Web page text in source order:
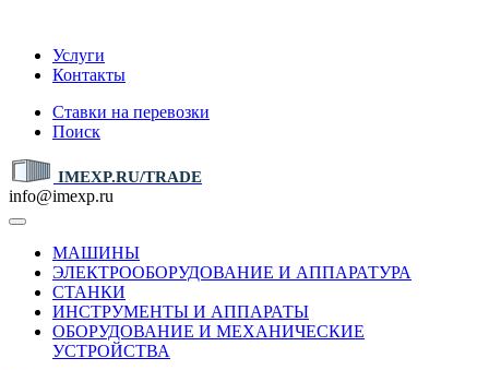
Услуги
Контакты
Ставки на перевозки
Поиск
IMEXP.RU/TRADE
info@imexp.ru
МАШИНЫ
ЭЛЕКТРООБОРУДОВАНИЕ И АППАРАТУРА
СТАНКИ
ИНСТРУМЕНТЫ И АППАРАТЫ
ОБОРУДОВАНИЕ И МЕХАНИЧЕСКИЕ
УСТРОЙСТВА